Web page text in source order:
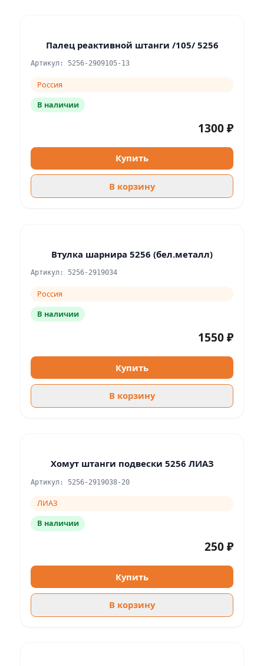
Палец реактивной штанги /105/ 5256
Артикул: 5256-2909105-13
Россия
В наличии
1300 ₽
Купить
В корзину
Втулка шарнира 5256 (бел.металл)
Артикул: 5256-2919034
Россия
В наличии
1550 ₽
Купить
В корзину
Хомут штанги подвески 5256 ЛИАЗ
Артикул: 5256-2919038-20
ЛИАЗ
В наличии
250 ₽
Купить
В корзину